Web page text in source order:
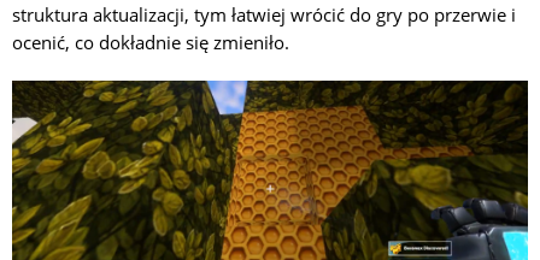
struktura aktualizacji, tym łatwiej wrócić do gry po przerwie i
ocenić, co dokładnie się zmieniło.